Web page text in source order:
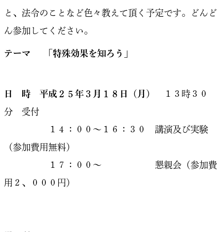
と、法令のことなど色々教えて頂く予定です。どんど
ん参加してください。
テーマ ｢特殊効果を知ろう｣
日 時 平成２５年３月１８日（月）
１３時３０
分 受付
１４：００〜１６：３０ 講演及び実験
（参加費用無料）
１７：００〜 懇親会（参加費
用２、０００円）